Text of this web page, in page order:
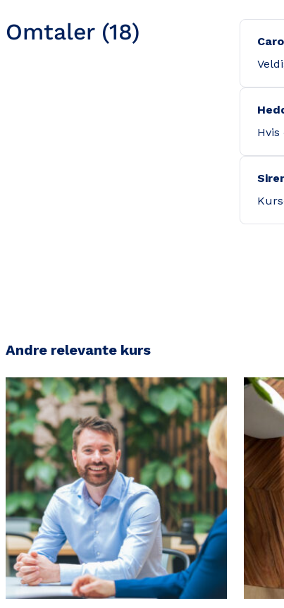
Omtaler (18)
Andre relevante kurs